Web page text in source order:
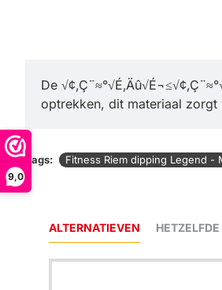
9,0
De
optrekken, dit materiaal zorgt
Tags: Fitness Riem dipping Legend -
ALTERNATIEVEN